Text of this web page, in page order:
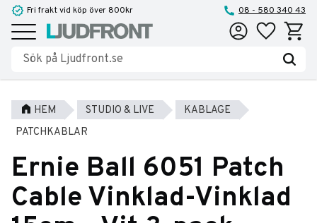
Meny
Fri frakt vid köp över 800kr 08 - 580 340 43
Favoriter
HEM STUDIO & LIVE
KABLAGE
PATCHKABLAR
Ernie Ball 6051 Patch
Cable Vinklad-Vinklad